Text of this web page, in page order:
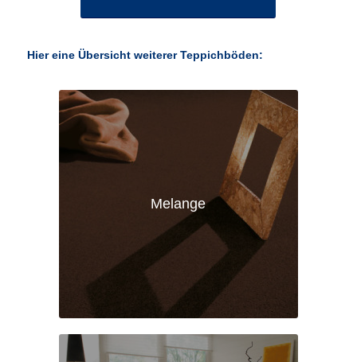
Hier eine Übersicht weiterer Teppichböden:
Melange